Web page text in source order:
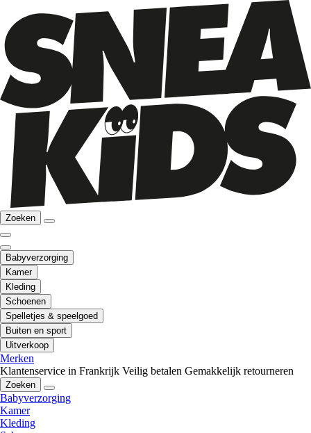
Zoeken
Babyverzorging
Kamer
Kleding
Schoenen
Spelletjes & speelgoed
Buiten en sport
Uitverkoop
Merken
Klantenservice in Frankrijk Veilig betalen Gemakkelijk retourneren
Zoeken
Babyverzorging
Kamer
Kleding